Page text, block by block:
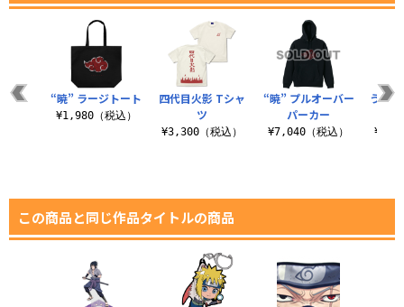
四代目火影 Tシャ
ツ
¥3,300（税込）
“暁” プルオーバー
パーカー
¥7,040（税込）
うち
“暁” ラージトート
¥1,980（税込）
この商品と同じ作品タイトルの商品